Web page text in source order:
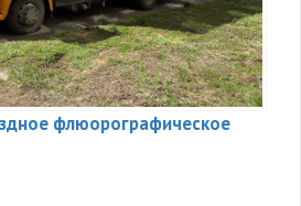
флюорографическое